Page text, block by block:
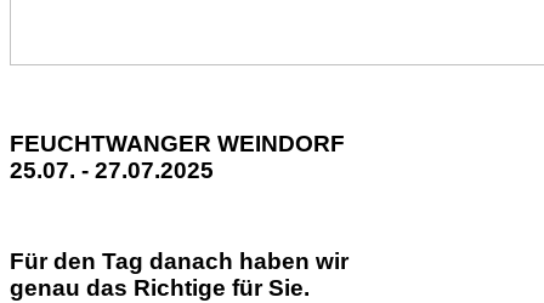
FEUCHTWANGER WEINDORF
25.07. - 27.07.2025
Für den Tag danach haben wir
genau das Richtige für Sie.